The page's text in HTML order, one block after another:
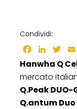
Condividi:
Facebook
LinkedIn
Hanwha Q
mercato
Q.Peak DUO-
Q.antum